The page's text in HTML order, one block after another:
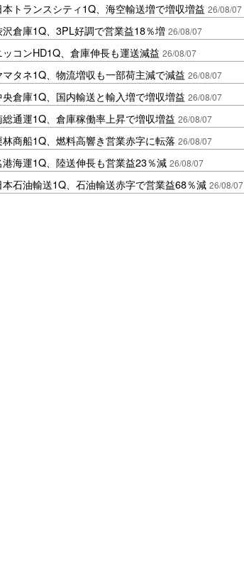
本トランスシティ1Q、海空輸送増で増収増益 26/08/07
沢倉庫1Q、3PL好調で営業益18％増 26/08/07
ッコンHD1Q、倉庫伸長も運送減益 26/08/07
マタネ1Q、物流増収も一部荷主減で減益 26/08/07
央倉庫1Q、国内輸送と輸入増で増収増益 26/08/07
総通運1Q、倉庫稼働率上昇で増収増益 26/08/07
林商船1Q、燃料高響き営業赤字に転落 26/08/07
港海運1Q、陸送伸長も営業益23％減 26/08/07
本石油輸送1Q、石油輸送赤字で営業益68％減 26/08/07